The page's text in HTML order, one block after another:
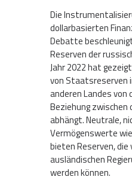
Die
dollarbasierten
Debatte
Reserven der
Jahr 2022 hat
von Staatsreserven
anderen Landes von
Beziehung
abhängt. Neutrale,
Vermögenswerte
bieten Reserven, die
ausländischen
werden können.